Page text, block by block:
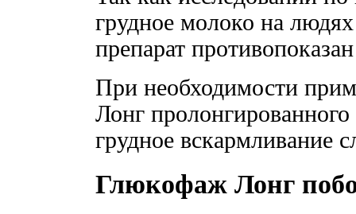
грудное молоко на
препарат
При необходимости
Лонг
грудное вскармливание
Глюкофаж Лонг